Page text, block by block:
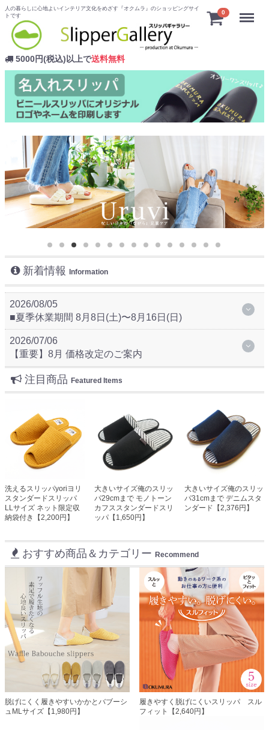
人の暮らしに心地よいインテリア文化をめざす『オクムラ』のショッピングサイ
トです
5000円(税込)以上で送料無料
0 Menu
新着情報 Information
2026/08/05
■夏季休業期間 8月8日(土)〜8月16日(日)
2026/07/06
【重要】8月 価格改定のご案内
注目商品 Featured Items
洗えるスリッパyoriヨリ
スタンダードスリッパ
LLサイズ ネット限定収
納袋付き【2,200円】
大きいサイズ俺のスリッ
パ29cmまで モノトーン
カフススタンダードスリ
ッパ【1,650円】
大きいサイズ俺のスリッ
パ31cmまで デニムスタ
ンダード【2,376円】
おすすめ商品＆カテゴリー Recommend
脱げにくく履きやすいかかとバブーシ
ュMLサイズ【1,980円】
履きやすく脱げにくいスリッパ スル
フィット【2,640円】